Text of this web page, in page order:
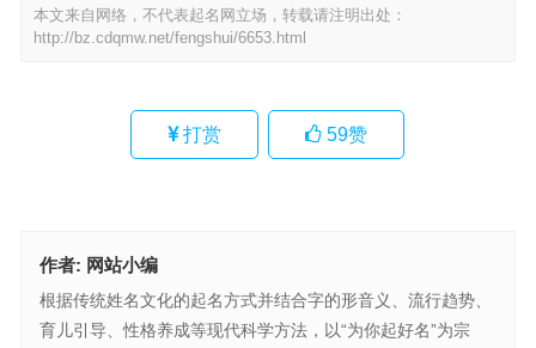
本文来自网络，不代表起名网立场，转载请注明出处：
http://bz.cdqmw.net/fengshui/6653.html
打赏 59赞
作者: 网站小编
根据传统姓名文化的起名方式并结合字的形音义、流行趋势、
育儿引导、性格养成等现代科学方法，以“为你起好名”为宗